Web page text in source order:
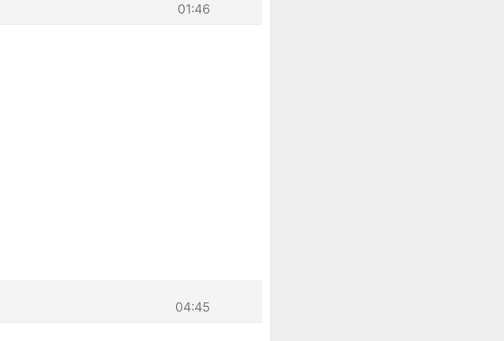
01:46
04:45